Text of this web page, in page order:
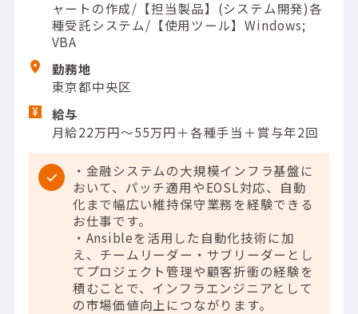
ャートの作成/【担当製品】(システム開発)各
種受託システム/【使用ツール】Windows;
VBA
勤務地
東京都中央区
給与
月給22万円～55万円＋各種手当＋賞与年2回
・金融システムの大規模インフラ基盤に
おいて、パッチ適用やEOSL対応、自動
化まで幅広い維持保守業務を経験できる
お仕事です。
・Ansibleを活用した自動化技術に加
え、チームリーダー・サブリーダーとし
てプロジェクト管理や顧客折衝の経験を
積むことで、インフラエンジニアとして
の市場価値向上につながります。